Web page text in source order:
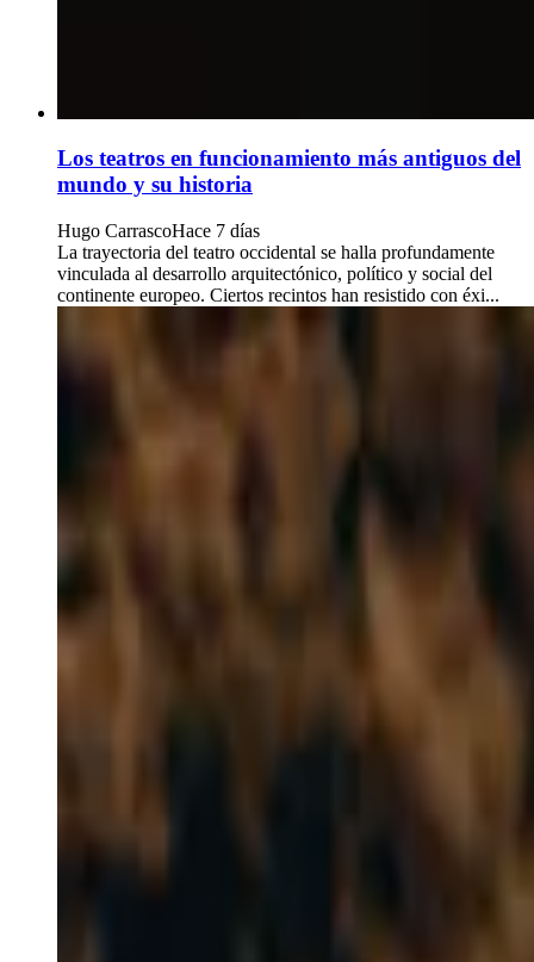
Los teatros en funcionamiento más antiguos del
mundo y su historia
Hugo CarrascoHace 7 días
La trayectoria del teatro occidental se halla profundamente
vinculada al desarrollo arquitectónico, político y social del
continente europeo. Ciertos recintos han resistido con éxi...